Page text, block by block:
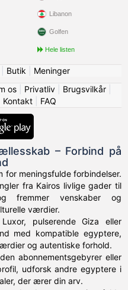
Libanon
Golfen
Hele listen
Butik
Meninger
os| Privatliv| Brugsvilkår|
Kontakt| FAQ
– Forbind på
for meningsfulde forbindelser.
fra Kairos livlige gader til
fremmer venskaber og
værdier.
pulserende Giza eller
med kompatible egyptere,
og autentiske forhold.
abonnementsgebyrer eller
udforsk andre egyptere i
der ærer din arv.